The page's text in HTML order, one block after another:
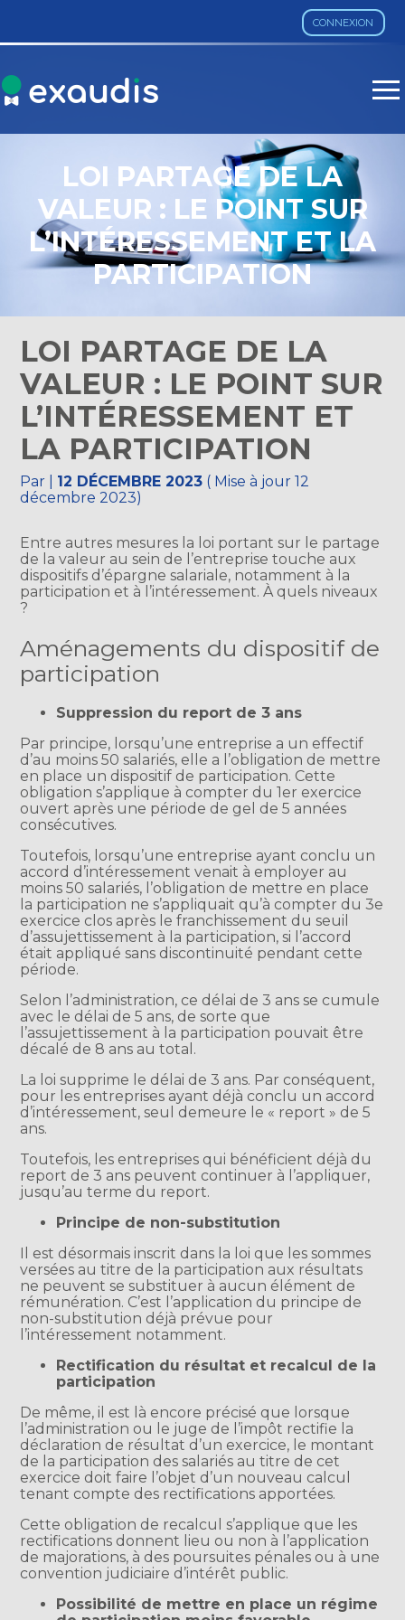
CONNEXION
Aller
LOI PARTAGE DE LA
VALEUR : LE POINT SUR
L’INTÉRESSEMENT ET LA
PARTICIPATION
LOI PARTAGE DE LA
VALEUR : LE POINT SUR
L’INTÉRESSEMENT ET
LA PARTICIPATION
Par 12 DÉCEMBRE 2023 ( Mise à jour 12
décembre 2023)
Entre autres mesures la loi portant sur le partage
de la valeur au sein de l’entreprise touche aux
dispositifs d’épargne salariale, notamment à la
participation et à l’intéressement. À quels niveaux
?
Aménagements du dispositif de
participation
Suppression du report de 3 ans
Par principe, lorsqu’une entreprise a un effectif
d’au moins 50 salariés, elle a l’obligation de mettre
en place un dispositif de participation. Cette
obligation s’applique à compter du 1er exercice
ouvert après une période de gel de 5 années
consécutives.
Toutefois, lorsqu’une entreprise ayant conclu un
accord d’intéressement venait à employer au
moins 50 salariés, l’obligation de mettre en place
la participation ne s’appliquait qu’à compter du 3e
exercice clos après le franchissement du seuil
d’assujettissement à la participation, si l’accord
était appliqué sans discontinuité pendant cette
période.
Selon l’administration, ce délai de 3 ans se cumule
avec le délai de 5 ans, de sorte que
l’assujettissement à la participation pouvait être
décalé de 8 ans au total.
La loi supprime le délai de 3 ans. Par conséquent,
pour les entreprises ayant déjà conclu un accord
d’intéressement, seul demeure le « report » de 5
ans.
Toutefois, les entreprises qui bénéficient déjà du
report de 3 ans peuvent continuer à l’appliquer,
jusqu’au terme du report.
Principe de non-substitution
Il est désormais inscrit dans la loi que les sommes
versées au titre de la participation aux résultats
ne peuvent se substituer à aucun élément de
rémunération. C’est l’application du principe de
non-substitution déjà prévue pour
l’intéressement notamment.
Rectification du résultat et recalcul de la
participation
De même, il est là encore précisé que lorsque
l’administration ou le juge de l’impôt rectifie la
déclaration de résultat d’un exercice, le montant
de la participation des salariés au titre de cet
exercice doit faire l’objet d’un nouveau calcul
tenant compte des rectifications apportées.
Cette obligation de recalcul s’applique que les
rectifications donnent lieu ou non à l’application
de majorations, à des poursuites pénales ou à une
convention judiciaire d’intérêt public.
Possibilité de mettre en place un régime